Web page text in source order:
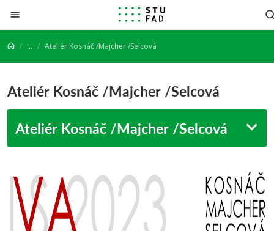
Prejsť na obsah
... Ateliér Kosnáč /Majcher /Selcová
Ateliér Kosnáč /Majcher /Selcová
Ateliér Kosnáč /Majcher /Selcová